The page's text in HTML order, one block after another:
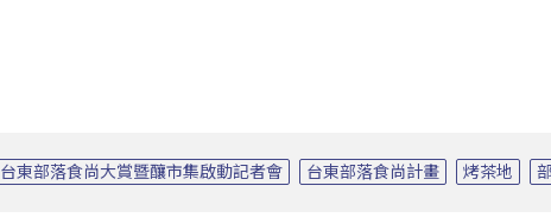
台東部落食尚大賞暨釀市集啟動記者會 台東部落食尚計畫 烤茶地